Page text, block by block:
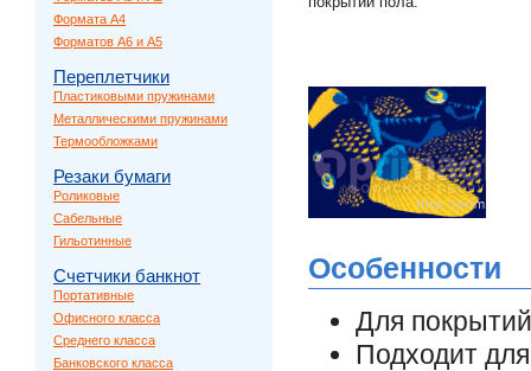
Формата A4
Форматов A6 и A5
Переплетчики
Пластиковыми пружинами
Металлическими пружинами
Термообложками
Резаки бумаги
Роликовые
Сабельные
Гильотинные
Счетчики банкнот
Портативные
Офисного класса
Среднего класса
Банковского класса
Особенности
Для
Подходит